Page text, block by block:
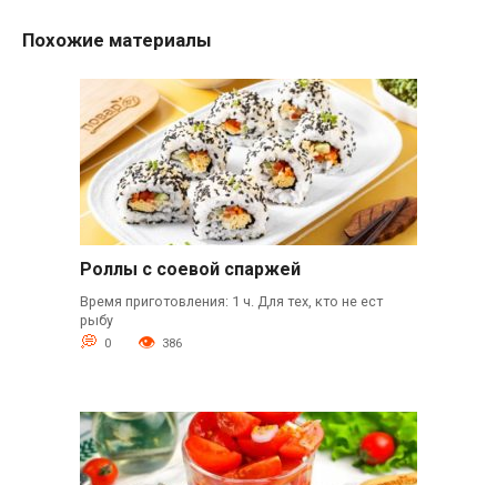
Похожие материалы
Роллы с соевой спаржей
Время приготовления: 1 ч. Для тех, кто не ест
рыбу
0 386